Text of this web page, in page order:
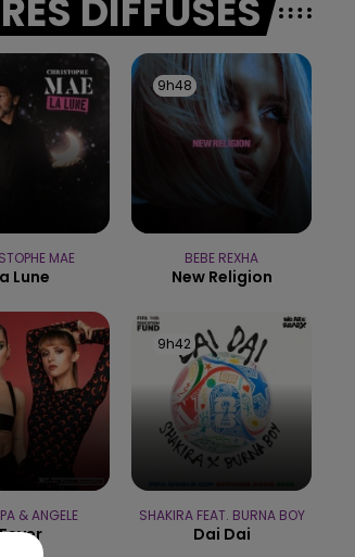
15h00 - 19h00
LE CLUB CHAMPAGNE FM
DIFFUSÉS
MAE
Lune
9h48
9h48
BEBE REXHA
New Religion
& ANGELE
9h42
9h42
SHAKIRA FEAT. BURNA BOY
Dai Dai